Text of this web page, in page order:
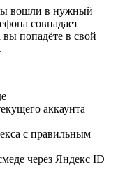
вошли в нужный
совпадает
попадёте в свой
аккаунта
с правильным
через Яндекс ID